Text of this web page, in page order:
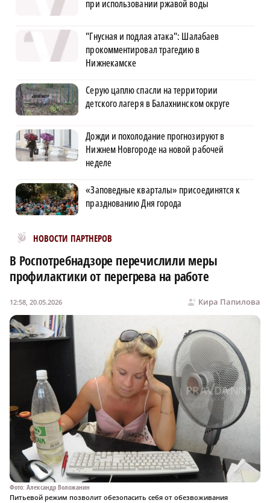
при использовании ржавой воды
"Гнусная и подлая атака": Шалабаев
прокомментировал трагедию в
Нижнекамске
Серую цаплю спасли на территории
детского лагеря в Балахнинском округе
Дожди и похолодание прогнозируют в
Нижнем Новгороде на новой рабочей
неделе
«Заповедные кварталы» присоединятся к
празднованию Дня города
НОВОСТИ ПАРТНЕРОВ
Новости МирТесен
В Роспотребнадзоре перечислили меры
профилактики от перегрева на работе
Кира Папилова
12:58, 20.05.2026
Фото: Александр Воложанин
Питьевой режим позволит обезопасить себя от обезвоживания